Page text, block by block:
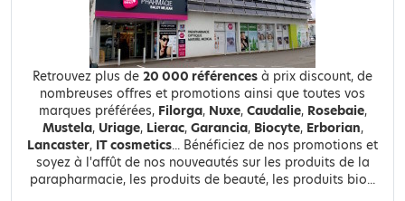
Retrouvez plus de 20 000 références à prix discount, de
nombreuses offres et promotions ainsi que toutes vos
marques préférées, Filorga, Nuxe, Caudalie, Rosebaie,
Mustela, Uriage, Lierac, Garancia, Biocyte, Erborian,
Lancaster, IT cosmetics... Bénéficiez de nos promotions et
soyez à l'affût de nos nouveautés sur les produits de la
parapharmacie, les produits de beauté, les produits bio...